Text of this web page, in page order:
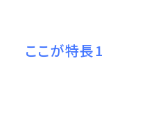
ここが特長1